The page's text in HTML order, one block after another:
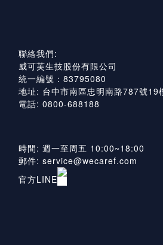
聯絡我們:
威可芙生技股份有限公司
統一編號：83795080
地址: 台中市南區忠明南路787號19
電話: 0800-688188
時間: 週一至周五 10:00~18:00
郵件: service@wecaref.com
官方LINE